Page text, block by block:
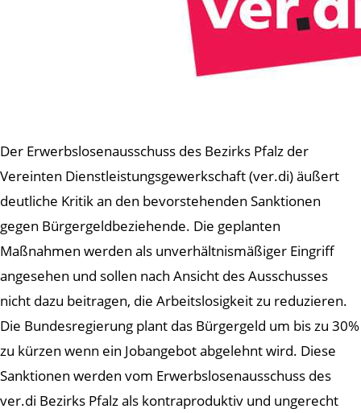
Der Erwerbslosenausschuss des Bezirks Pfalz der
Vereinten Dienstleistungsgewerkschaft (ver.di) äußert
deutliche Kritik an den bevorstehenden Sanktionen
gegen Bürgergeldbeziehende. Die geplanten
Maßnahmen werden als unverhältnismäßiger Eingriff
angesehen und sollen nach Ansicht des Ausschusses
nicht dazu beitragen, die Arbeitslosigkeit zu reduzieren.
Die Bundesregierung plant das Bürgergeld um bis zu 30%
zu kürzen wenn ein Jobangebot abgelehnt wird. Diese
Sanktionen werden vom Erwerbslosenausschuss des
ver.di Bezirks Pfalz als kontraproduktiv und ungerecht